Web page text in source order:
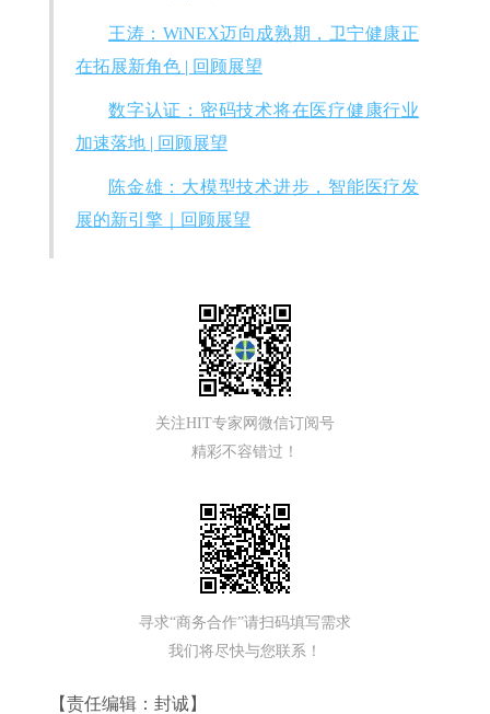
王涛：WiNEX迈向成熟期，卫宁健康正
在拓展新角色 | 回顾展望
数字认证：密码技术将在医疗健康行业
加速落地 | 回顾展望
陈金雄：大模型技术进步，智能医疗发
展的新引擎｜回顾展望
关注HIT专家网微信订阅号
精彩不容错过！
寻求“商务合作”请扫码填写需求
我们将尽快与您联系！
【责任编辑：封诚】